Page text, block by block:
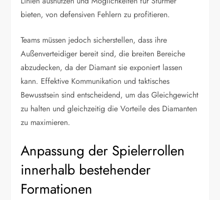
bieten, von defensiven Fehlern zu profitieren.
Teams müssen jedoch sicherstellen, dass ihre
Außenverteidiger bereit sind, die breiten Bereiche
abzudecken, da der Diamant sie exponiert lassen
kann. Effektive Kommunikation und taktisches
Bewusstsein sind entscheidend, um das Gleichgewicht
zu halten und gleichzeitig die Vorteile des Diamanten
zu maximieren.
Anpassung der Spielerrollen
innerhalb bestehender
Formationen